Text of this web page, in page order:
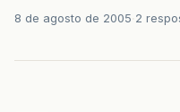
8 de agosto de 2005 2